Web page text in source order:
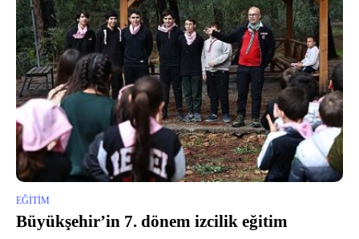
EĞITIM
Büyükşehir’in 7. dönem izcilik eğitim